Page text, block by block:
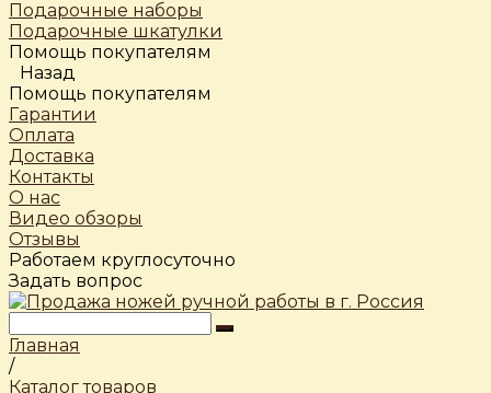
Подарочные наборы
Подарочные шкатулки
Помощь покупателям
Назад
Помощь покупателям
Гарантии
Оплата
Доставка
Контакты
О нас
Видео обзоры
Отзывы
Работаем круглосуточно
Задать вопрос
Главная
/
Каталог товаров